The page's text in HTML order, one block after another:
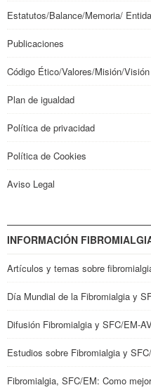
Estatutos/Balance/Memoria/
Publicaciones
Código Ético/Valores/Misión/Visión
Plan de igualdad
Política de privacidad
Política de Cookies
Aviso Legal
INFORMACIÓN
Artículos y temas sobre
Día Mundial de la Fibromialgia y
Difusión Fibromialgia y SFC/EM-
Estudios sobre Fibromialgia y
Fibromialgia, SFC/EM: Como